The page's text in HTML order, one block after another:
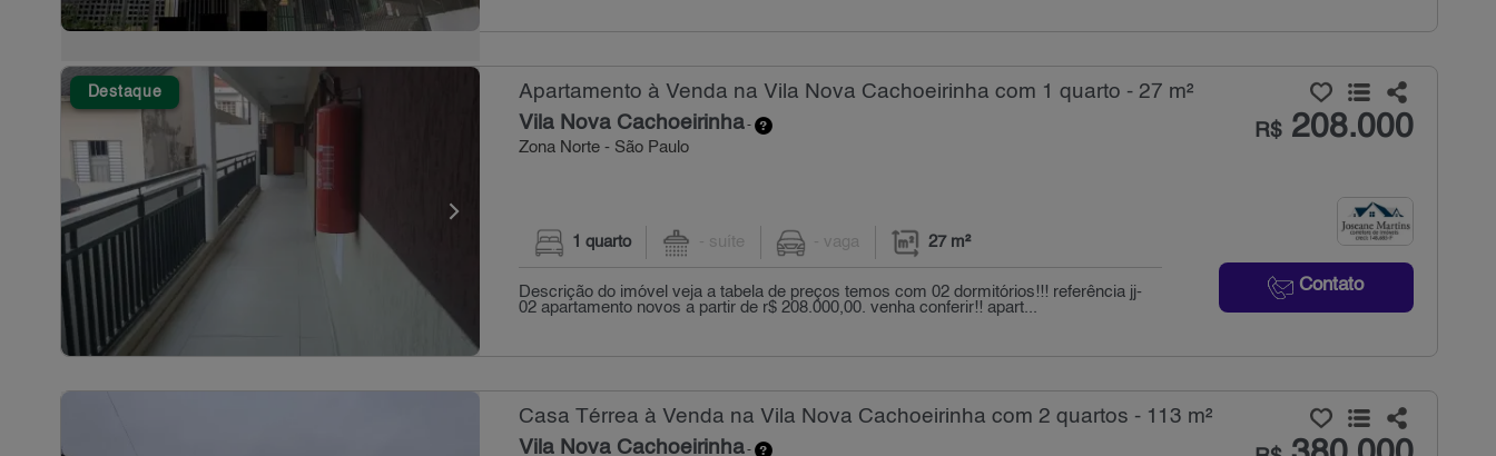
Destaque Apartamento à Venda na Vila Nova Cachoeirinha com 1 quarto - 27 m²
Vila Nova Cachoeirinha-
Zona Norte - São Paulo
R$208.000
Contato
1 quarto - suíte - vaga 27 m²
Descrição do imóvel veja a tabela de preços temos com 02 dormitórios!!! referência jj-
02 apartamento novos a partir de r$ 208.000,00. venha conferir!! apart...
Casa Térrea à Venda na Vila Nova Cachoeirinha com 2 quartos - 113 m²
Vila Nova Cachoeirinha-